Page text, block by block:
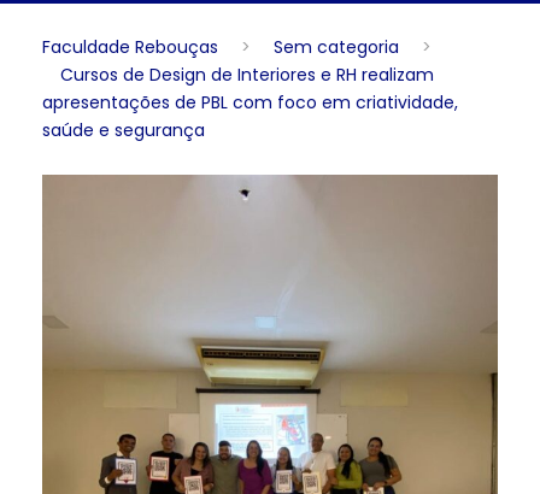
Faculdade Rebouças > Sem categoria
>
Cursos de Design de Interiores e RH realizam
apresentações de PBL com foco em criatividade,
saúde e segurança